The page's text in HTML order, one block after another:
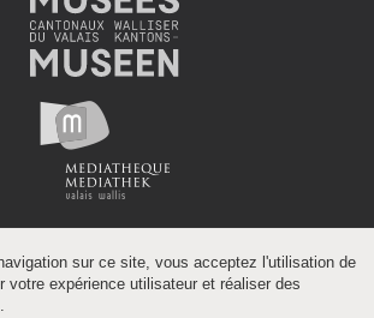
sur ce site, vous acceptez l'utilisation de
votre expérience utilisateur et réaliser des